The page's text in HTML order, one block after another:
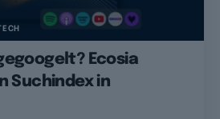
Ecosia
Suchindex in